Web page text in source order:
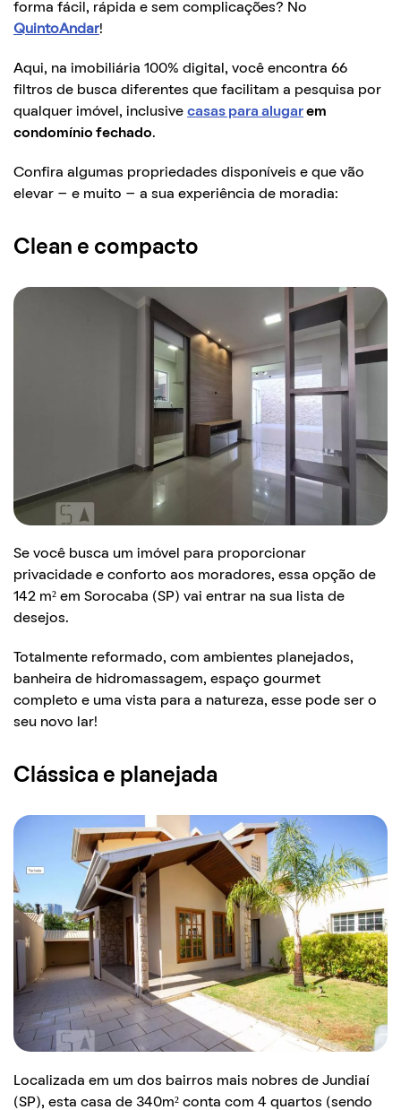
forma fácil, rápida e sem complicações? No
QuintoAndar!
Aqui, na imobiliária 100% digital, você encontra 66
filtros de busca diferentes que facilitam a pesquisa por
qualquer imóvel, inclusive casas para alugar em
condomínio fechado.
Confira algumas propriedades disponíveis e que vão
elevar – e muito – a sua experiência de moradia:
Clean e compacto
Se você busca um imóvel para proporcionar
privacidade e conforto aos moradores, essa opção de
142 m² em Sorocaba (SP) vai entrar na sua lista de
desejos.
Totalmente reformado, com ambientes planejados,
banheira de hidromassagem, espaço gourmet
completo e uma vista para a natureza, esse pode ser o
seu novo lar!
Clássica e planejada
Localizada em um dos bairros mais nobres de Jundiaí
(SP), esta casa de 340m² conta com 4 quartos (sendo